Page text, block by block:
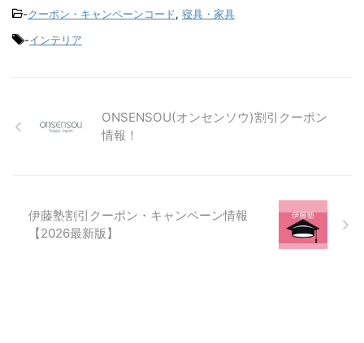
-クーポン・キャンペーンコード, 寝具・家具
-インテリア
ONSENSOU(オンセンソウ)割引クーポン
情報！
伊藤塾割引クーポン・キャンペーン情報
【2026最新版】